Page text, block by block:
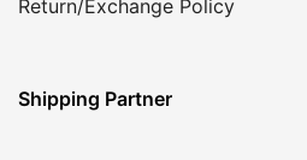
Return/Exchange Policy
Shipping Partner